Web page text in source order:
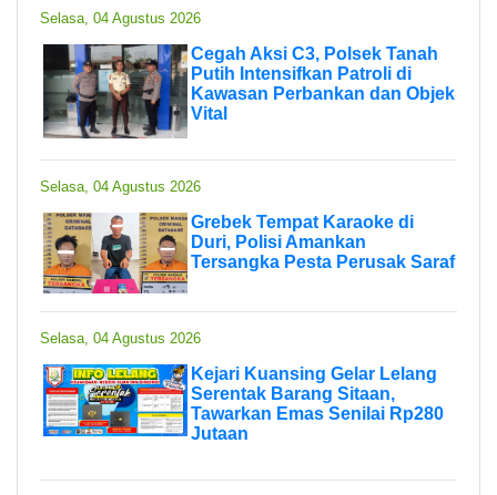
Selasa, 04 Agustus 2026
Cegah Aksi C3, Polsek Tanah
Putih Intensifkan Patroli di
Kawasan Perbankan dan Objek
Vital
Selasa, 04 Agustus 2026
Grebek Tempat Karaoke di
Duri, Polisi Amankan
Tersangka Pesta Perusak Saraf
Selasa, 04 Agustus 2026
Kejari Kuansing Gelar Lelang
Serentak Barang Sitaan,
Tawarkan Emas Senilai Rp280
Jutaan